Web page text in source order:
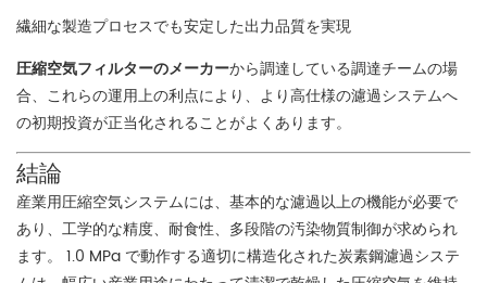
繊細な製造プロセスでも安定した出力品質を実現
圧縮空気フィルターのメーカーから調達している調達チームの場
合、これらの運用上の利点により、より高仕様の濾過システムへ
の初期投資が正当化されることがよくあります。
結論
産業用圧縮空気システムには、基本的な濾過以上の機能が必要で
あり、工学的な精度、耐食性、多段階の汚染物質制御が求められ
ます。 1.0 MPa で動作する適切に構造化された炭素鋼濾過システ